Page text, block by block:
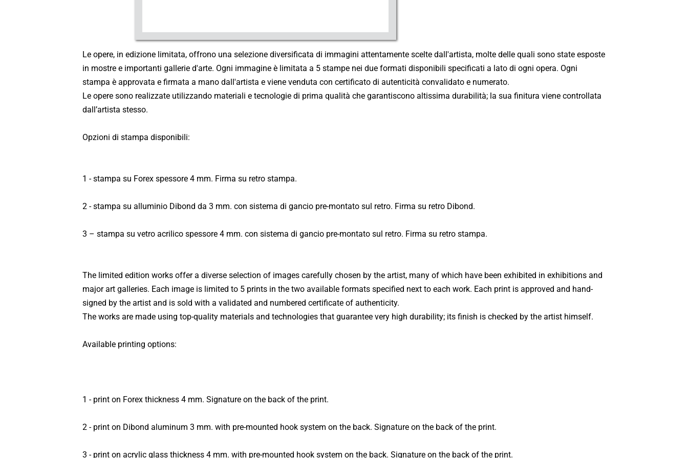
Fiume Mekong
Fiume Gange
Volti dal Mondo
Danza delle Maschere
USA - Wisconsin - Monroe Arts Center (2011)
USA - Wisconsin - Monroe Clinic (2013)
Roma - Via Margutta - Galleria Vittoria (2014)
Venezia - Galleria Spiazzi (2024)
Roma - Città dell'Altra Economia (2014)
Vetro Acrilico
Le opere, in edizione limitata, offrono una selezione diversificata di immagini attentamente scelte dall'artista, molte delle quali sono state esposte
in mostre e importanti gallerie d'arte. Ogni immagine è limitata a 5 stampe nei due formati disponibili specificati a lato di ogni opera. Ogni
stampa è approvata e firmata a mano dall'artista e viene venduta con certificato di autenticità convalidato e numerato.
Le opere sono realizzate utilizzando materiali e tecnologie di prima qualità che garantiscono altissima durabilità; la sua finitura viene controllata
dall’artista stesso.
Opzioni di stampa disponibili:
1 - stampa su Forex spessore 4 mm. Firma su retro stampa.
2 - stampa su alluminio Dibond da 3 mm. con sistema di gancio pre-montato sul retro. Firma su retro Dibond.
3 – stampa su vetro acrilico spessore 4 mm. con sistema di gancio pre-montato sul retro. Firma su retro stampa.
The limited edition works offer a diverse selection of images carefully chosen by the artist, many of which have been exhibited in exhibitions and
major art galleries. Each image is limited to 5 prints in the two available formats specified next to each work. Each print is approved and hand-
signed by the artist and is sold with a validated and numbered certificate of authenticity.
The works are made using top-quality materials and technologies that guarantee very high durability; its finish is checked by the artist himself.
Available printing options:
1 - print on Forex thickness 4 mm. Signature on the back of the print.
2 - print on Dibond aluminum 3 mm. with pre-mounted hook system on the back. Signature on the back of the print.
3 - print on acrylic glass thickness 4 mm. with pre-mounted hook system on the back. Signature on the back of the print.